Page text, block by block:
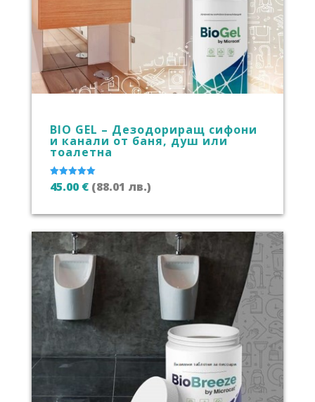
BIO GEL – Дезодориращ сифони
и канали от баня, душ или
тоалетна
Оценено с
5.00
45.00 € (88.01 лв.)